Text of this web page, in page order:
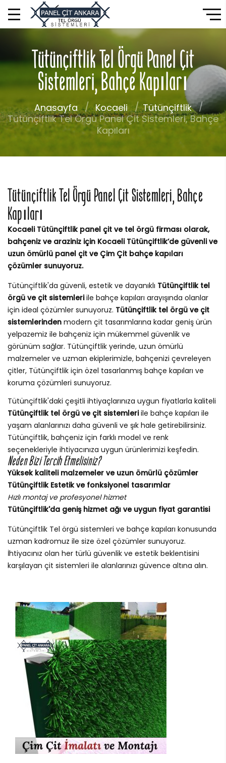
Tütünçiftlik Tel Örgü Panel Çit
Sistemleri, Bahçe Kapıları
Anasayfa Kocaeli
Tütünçiftlik
Tütünçiftlik Tel Örgü Panel Çit Sistemleri, Bahçe
Kapıları
Tütünçiftlik Tel Örgü Panel Çit Sistemleri, Bahçe
Kapıları
Kocaeli Tütünçiftlik panel çit ve tel örgü firması olarak,
bahçeniz ve araziniz için Kocaeli Tütünçiftlik’de güvenli ve
uzun ömürlü panel çit ve Çim Çit bahçe kapıları
çözümler sunuyoruz.
Tütünçiftlik'da güvenli, estetik ve dayanıklı Tütünçiftlik tel
örgü ve çit sistemleriile bahçe kapıları arayışında olanlar
için ideal çözümler sunuyoruz. Tütünçiftlik tel örgü ve çit
sistemlerinden modern çit tasarımlarına kadar geniş ürün
yelpazemiz ile bahçeniz için mükemmel güvenlik ve
görünüm sağlar. Tütünçiftlik yerinde, uzun ömürlü
malzemeler ve uzman ekiplerimizle, bahçenizi çevreleyen
çitler, Tütünçiftlik için özel tasarlanmış bahçe kapıları ve
koruma çözümleri sunuyoruz.
Tütünçiftlik'daki çeşitli ihtiyaçlarınıza uygun fiyatlarla kaliteli
Tütünçiftlik tel örgü ve çit sistemleriile bahçe kapıları ile
yaşam alanlarınızı daha güvenli ve şık hale getirebilirsiniz.
Tütünçiftlik, bahçeniz için farklı model ve renk
seçenekleriyle ihtiyacınıza uygun ürünlerimizi keşfedin.
Neden Bizi Tercih Etmelisiniz?
Yüksek kaliteli malzemeler ve uzun ömürlü çözümler
Tütünçiftlik Estetik ve fonksiyonel tasarımlar
Hızlı montaj ve profesyonel hizmet
Tütünçiftlik'da geniş hizmet ağı ve uygun fiyat garantisi
Tütünçiftlik Tel örgü sistemleri ve bahçe kapıları konusunda
uzman kadromuz ile size özel çözümler sunuyoruz.
İhtiyacınız olan her türlü güvenlik ve estetik beklentisini
karşılayan çit sistemleri ile alanlarınızı güvence altına alın.